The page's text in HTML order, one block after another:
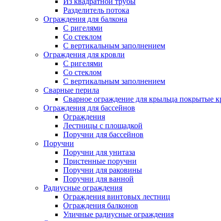
Разделитель потока
Ограждения для балкона
С ригелями
Со стеклом
С вертикальным заполнением
Ограждения для кровли
С ригелями
Со стеклом
С вертикальным заполнением
Сварные перила
Сварное ограждение для крыльца покрытые
Ограждения для бассейнов
Ограждения
Лестницы с площадкой
Поручни для бассейнов
Поручни
Поручни для унитаза
Пристенные поручни
Поручни для раковины
Поручни для ванной
Радиусные ограждения
Ограждения винтовых лестниц
Ограждения балконов
Уличные радиусные ограждения